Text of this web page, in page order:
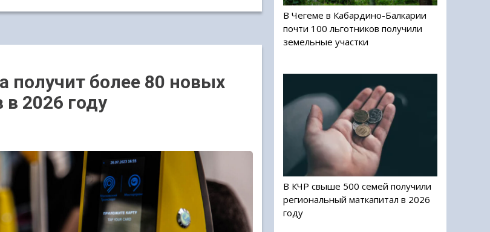
получит более 80 новых
в 2026 году
В Чегеме в Кабардино-Балкарии
почти 100 льготников получили
земельные участки
В КЧР свыше 500 семей получили
региональный маткапитал в 2026
году